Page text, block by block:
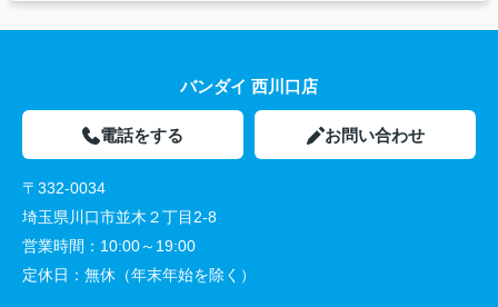
バンダイ 西川口店
電話をする お問い合わせ
〒332-0034
埼玉県川口市並木２丁目2-8
営業時間： 10:00～19:00
定休日： 無休（年末年始を除く）